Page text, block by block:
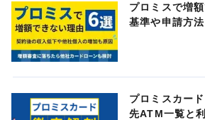
プロミスで増
基準や申請方
プロミスカー
先ATM一覧と